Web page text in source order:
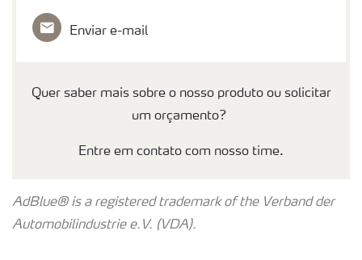
Enviar e-mail
Quer saber mais sobre o nosso produto ou solicitar
um orçamento?
Entre em contato com nosso time.
AdBlue® is a registered trademark of the Verband der
Automobilindustrie e.V. (VDA).